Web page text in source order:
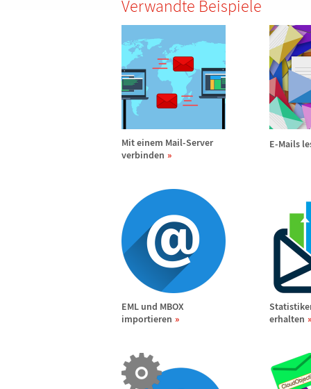
Verwandte Beispiele
Mit einem Mail-Server
verbinden
E-Mails
EML und MBOX
importieren
erhalten